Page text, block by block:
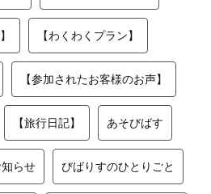
【わくわくプラン】
【参加されたお客様のお声】
【旅行日記】 あそびばす
知らせ びばりすのひとりごと